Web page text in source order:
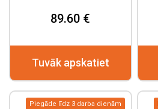
89.60 €
Tuvāk apskatiet
Piegāde līdz 3 darba dienām